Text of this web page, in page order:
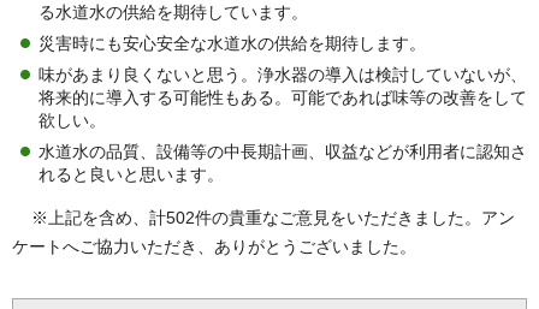
る水道水の供給を期待しています。
災害時にも安心安全な水道水の供給を期待します。
味があまり良くないと思う。浄水器の導入は検討していないが、
将来的に導入する可能性もある。可能であれば味等の改善をして
欲しい。
水道水の品質、設備等の中長期計画、収益などが利用者に認知さ
れると良いと思います。
※上記を含め、計502件の貴重なご意見をいただきました。アン
ケートへご協力いただき、ありがとうございました。